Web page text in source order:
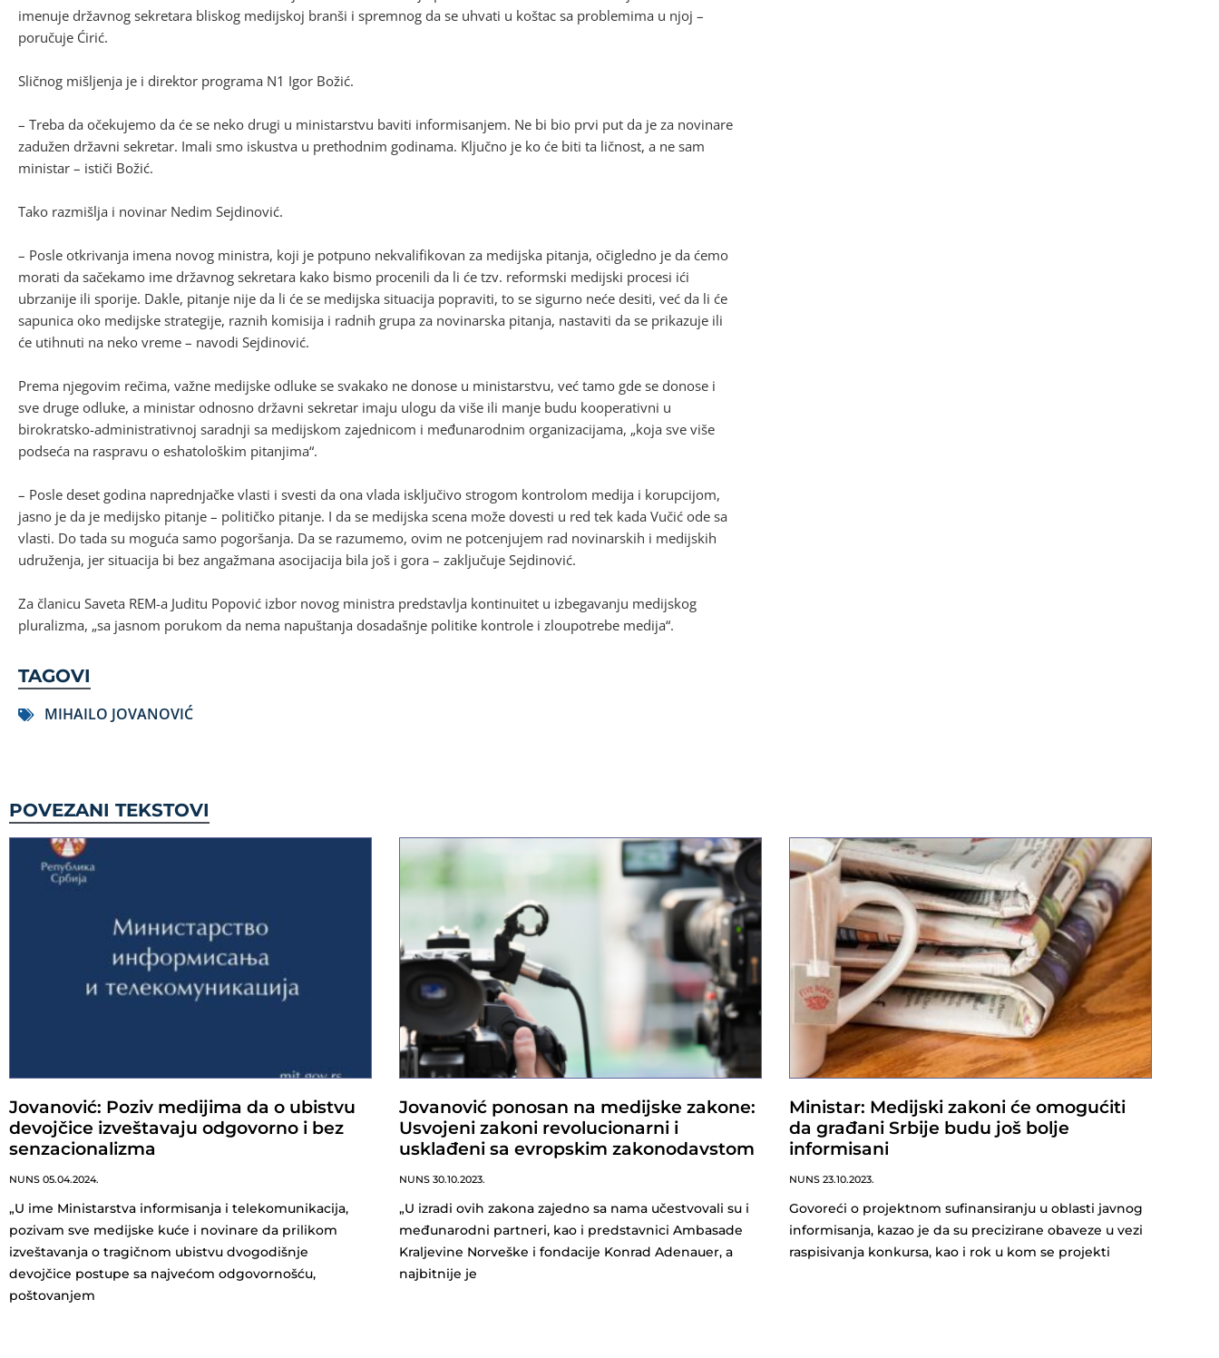
imenuje državnog sekretara bliskog medijskoj branši i spremnog da se uhvati u koštac sa problemima u njoj –
poručuje Ćirić.
Sličnog mišljenja je i direktor programa N1 Igor Božić.
– Treba da očekujemo da će se neko drugi u ministarstvu baviti informisanjem. Ne bi bio prvi put da je za novinare
zadužen državni sekretar. Imali smo iskustva u prethodnim godinama. Ključno je ko će biti ta ličnost, a ne sam
ministar – ističi Božić.
Tako razmišlja i novinar Nedim Sejdinović.
– Posle otkrivanja imena novog ministra, koji je potpuno nekvalifikovan za medijska pitanja, očigledno je da ćemo
morati da sačekamo ime državnog sekretara kako bismo procenili da li će tzv. reformski medijski procesi ići
ubrzanije ili sporije. Dakle, pitanje nije da li će se medijska situacija popraviti, to se sigurno neće desiti, već da li će
sapunica oko medijske strategije, raznih komisija i radnih grupa za novinarska pitanja, nastaviti da se prikazuje ili
će utihnuti na neko vreme – navodi Sejdinović.
Prema njegovim rečima, važne medijske odluke se svakako ne donose u ministarstvu, već tamo gde se donose i
sve druge odluke, a ministar odnosno državni sekretar imaju ulogu da više ili manje budu kooperativni u
birokratsko-administrativnoj saradnji sa medijskom zajednicom i međunarodnim organizacijama, „koja sve više
podseća na raspravu o eshatološkim pitanjima“.
– Posle deset godina naprednjačke vlasti i svesti da ona vlada isključivo strogom kontrolom medija i korupcijom,
jasno je da je medijsko pitanje – političko pitanje. I da se medijska scena može dovesti u red tek kada Vučić ode sa
vlasti. Do tada su moguća samo pogoršanja. Da se razumemo, ovim ne potcenjujem rad novinarskih i medijskih
udruženja, jer situacija bi bez angažmana asocijacija bila još i gora – zaključuje Sejdinović.
Za članicu Saveta REM-a Juditu Popović izbor novog ministra predstavlja kontinuitet u izbegavanju medijskog
pluralizma, „sa jasnom porukom da nema napuštanja dosadašnje politike kontrole i zloupotrebe medija“.
TAGOVI
MIHAILO JOVANOVIĆ
POVEZANI TEKSTOVI
Jovanović: Poziv medijima da o ubistvu
devojčice izveštavaju odgovorno i bez
senzacionalizma
NUNS 05.04.2024.
„U ime Ministarstva informisanja i telekomunikacija,
pozivam sve medijske kuće i novinare da prilikom
izveštavanja o tragičnom ubistvu dvogodišnje
devojčice postupe sa najvećom odgovornošću,
poštovanjem
Jovanović ponosan na medijske zakone:
Usvojeni zakoni revolucionarni i
usklađeni sa evropskim zakonodavstom
NUNS 30.10.2023.
„U izradi ovih zakona zajedno sa nama učestvovali su i
međunarodni partneri, kao i predstavnici Ambasade
Kraljevine Norveške i fondacije Konrad Adenauer, a
najbitnije je
Ministar: Medijski zakoni će omogućiti
da građani Srbije budu još bolje
informisani
NUNS 23.10.2023.
Govoreći o projektnom sufinansiranju u oblasti javnog
informisanja, kazao je da su precizirane obaveze u vezi
raspisivanja konkursa, kao i rok u kom se projekti